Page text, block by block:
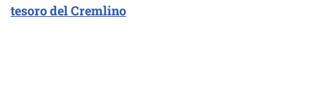
tesoro del Cremlino